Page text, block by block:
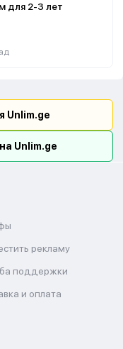
для 2-3 лет
Unlim.ge
Unlim.ge
рекламу
поддержки
и оплата